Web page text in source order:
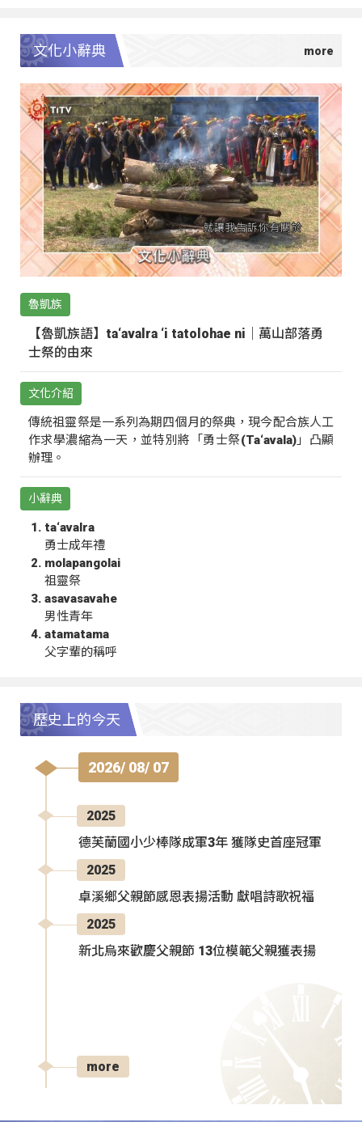
文化小辭典
魯凱族
【魯凱族語】ta‘avalra ‘i tatolohae ni｜萬山部落勇
士祭的由來
文化介紹
傳統祖靈祭是一系列為期四個月的祭典，現今配合族人工
作求學濃縮為一天，並特別將「勇士祭(Ta‘avala)」凸顯
辦理。
小辭典
ta‘avalra
勇士成年禮
molapangolai
祖靈祭
asavasavahe
男性青年
atamatama
父字輩的稱呼
歷史上的今天
2026/ 08/ 07
2025
德芙蘭國小少棒隊成軍3年 獲隊史首座冠軍
2025
卓溪鄉父親節感恩表揚活動 獻唱詩歌祝福
2025
新北烏來歡慶父親節 13位模範父親獲表揚
more